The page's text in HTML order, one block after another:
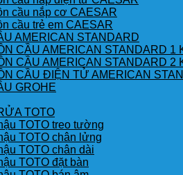
cầu nắp cơ CAESAR
cầu trẻ em CAESAR
AMERICAN STANDARD
CẦU AMERICAN STANDARD 1
CẦU AMERICAN STANDARD 2
CẦU ĐIỆN TỬ AMERICAN
GROHE
TOTO
TOTO treo tường
TOTO chân lửng
TOTO chân dài
TOTO đặt bàn